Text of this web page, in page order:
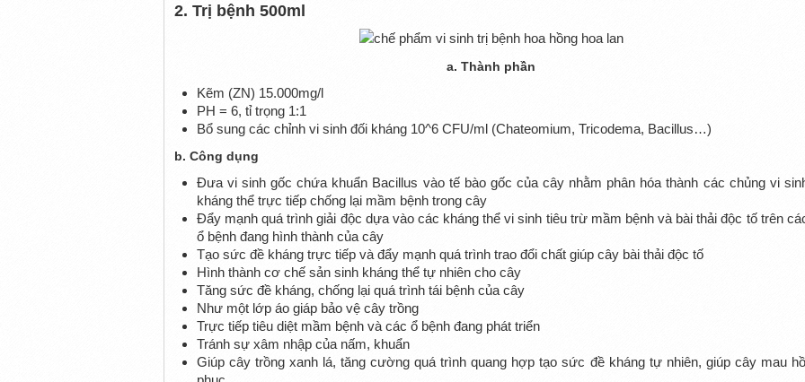
2. Trị bệnh 500ml
a. Thành phần
Kẽm (ZN) 15.000mg/l
PH = 6, tỉ trọng 1:1
Bổ sung các chỉnh vi sinh đối kháng 10^6 CFU/ml (Chateomium, Tricodema, Bacillus…)
b. Công dụng
Đưa vi sinh gốc chứa khuẩn Bacillus vào tế bào gốc của cây nhằm phân hóa thành các chủng vi
kháng thể trực tiếp chống lại mầm bệnh trong cây
Đẩy mạnh quá trình giải độc dựa vào các kháng thể vi sinh tiêu trừ mầm bệnh và bài thải độc tố trên
ổ bệnh đang hình thành của cây
Tạo sức đề kháng trực tiếp và đẩy mạnh quá trình trao đổi chất giúp cây bài thải độc tố
Hình thành cơ chế sản sinh kháng thể tự nhiên cho cây
Tăng sức đề kháng, chống lại quá trình tái bệnh của cây
Như một lớp áo giáp bảo vệ cây trồng
Trực tiếp tiêu diệt mầm bệnh và các ổ bệnh đang phát triển
Tránh sự xâm nhập của nấm, khuẩn
Giúp cây trồng xanh lá, tăng cường quá trình quang hợp tạo sức đề kháng tự nhiên, giúp cây mau